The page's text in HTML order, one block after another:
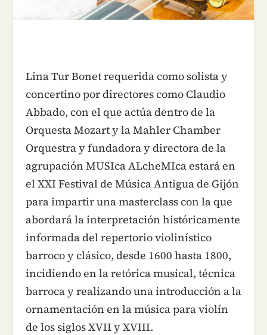
Lina Tur Bonet requerida como solista y
concertino por directores como Claudio
Abbado, con el que actúa dentro de la
Orquesta Mozart y la Mahler Chamber
Orquestra y fundadora y directora de la
agrupación MUSIca ALcheMIca estará en
el XXI Festival de Música Antigua de Gijón
para impartir una masterclass con la que
abordará la interpretación históricamente
informada del repertorio violinístico
barroco y clásico, desde 1600 hasta 1800,
incidiendo en la retórica musical, técnica
barroca y realizando una introducción a la
ornamentación en la música para violín
de los siglos XVII y XVIII.